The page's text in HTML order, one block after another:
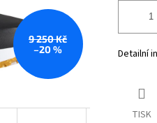
9 250 Kč
–20 %
Detailní
TISK